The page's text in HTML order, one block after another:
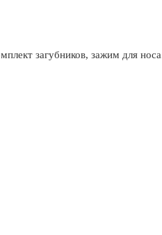
загубников, зажим для